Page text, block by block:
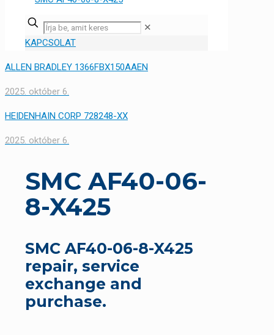
✕
KAPCSOLAT
ALLEN BRADLEY 1366FBX150AAEN
2025. október 6.
HEIDENHAIN CORP 728248-XX
2025. október 6.
SMC AF40-06-
8-X425
SMC AF40-06-8-X425
repair, service
exchange and
purchase.